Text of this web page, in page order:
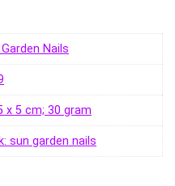
Nails
x 5 cm; 30 gram
sun garden nails